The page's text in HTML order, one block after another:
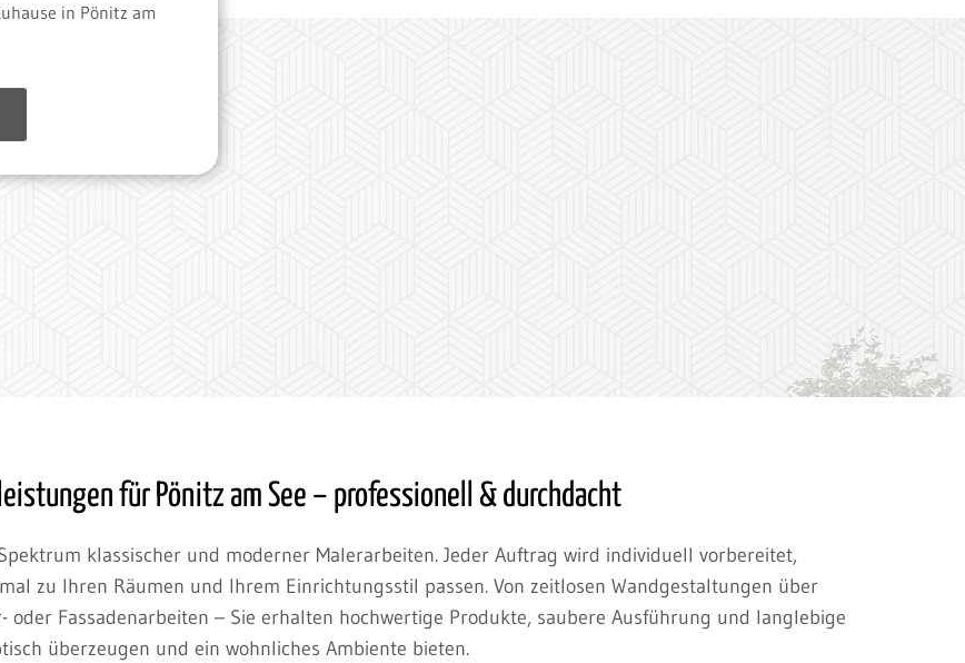
in Pönitz am
für Pönitz am See – professionell & durchdacht
klassischer und moderner Malerarbeiten. Jeder Auftrag wird individuell vorbereitet,
zu Ihren Räumen und Ihrem Einrichtungsstil passen. Von zeitlosen Wandgestaltungen über
oder Fassadenarbeiten – Sie erhalten hochwertige Produkte, saubere Ausführung und langlebige
überzeugen und ein wohnliches Ambiente bieten.